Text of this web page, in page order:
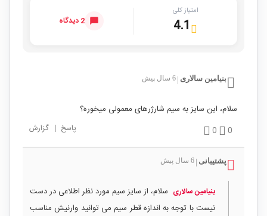
امتیاز کلی
4.1 2 دیدگاه
بنیامین سالاری 6 سال پیش
سلام، این سایز به سیم شارژرهای معمولی میخوره؟
0
0 پاسخ | گزارش
پشتیبانی 6 سال پیش
بنیامین سالاری سلام، از سایز سیم مورد نظر اطلاعی در دست
نیست با توجه به اندازه قطر سیم می توانید وارنیش مناسب